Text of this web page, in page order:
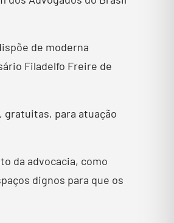
de moderna
Filadelfo Freire de
gratuitas, para atuação
da advocacia, como
dignos para que os